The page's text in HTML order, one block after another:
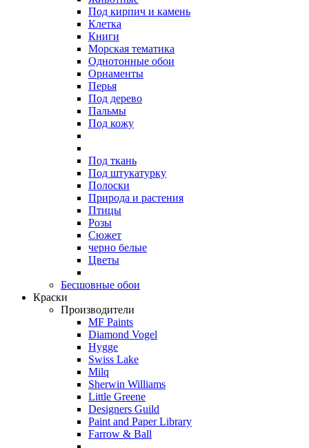
Под кирпич и камень
Клетка
Книги
Морская тематика
Однотонные обои
Орнаменты
Перья
Под дерево
Пальмы
Под кожу
Под ткань
Под штукатурку
Полоски
Природа и растения
Птицы
Розы
Сюжет
черно белые
Цветы
Бесшовные обои
Краски
Производители
MF Paints
Diamond Vogel
Hygge
Swiss Lake
Milq
Sherwin Williams
Little Greene
Designers Guild
Paint and Paper Library
Farrow & Ball